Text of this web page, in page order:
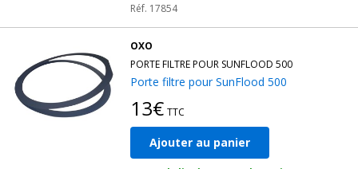
Réf. 17854
OXO
PORTE FILTRE POUR SUNFLOOD 500
Porte filtre pour SunFlood 500
13€ TTC
Ajouter au panier